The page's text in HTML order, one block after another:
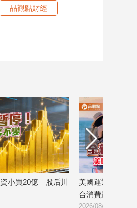
品觀點財經
美國運通耀金卡全面升級 外送旅遊
台消費最高回饋4400刷卡金！